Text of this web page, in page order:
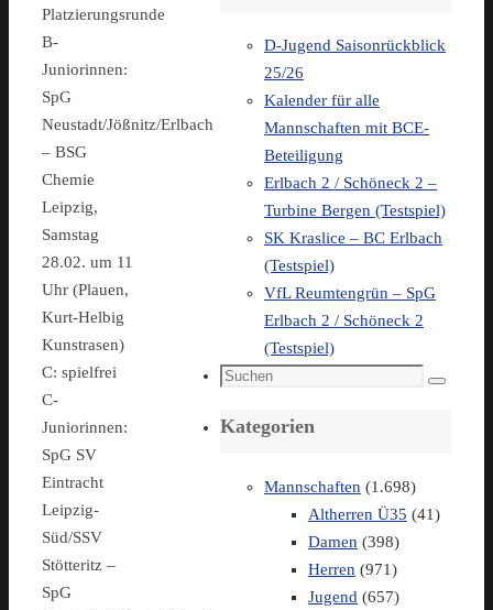
Platzierungsrunde
B-
Juniorinnen:
SpG
Neustadt/Jößnitz/Erlbach
– BSG
Chemie
Leipzig,
Samstag
28.02. um 11
Uhr (Plauen,
Kurt-Helbig
Kunstrasen)
C: spielfrei
C-
Juniorinnen:
SpG SV
Eintracht
Leipzig-
Süd/SSV
Stötteritz –
SpG
D-Jugend Saisonrückblick
25/26
Kalender für alle
Mannschaften mit BCE-
Beteiligung
Erlbach 2 / Schöneck 2 –
Turbine Bergen (Testspiel)
SK Kraslice – BC Erlbach
(Testspiel)
VfL Reumtengrün – SpG
Erlbach 2 / Schöneck 2
(Testspiel)
Suchen
Suchen
Kategorien
Mannschaften (1.698)
Altherren Ü35 (41)
Damen (398)
Herren (971)
Jugend (657)